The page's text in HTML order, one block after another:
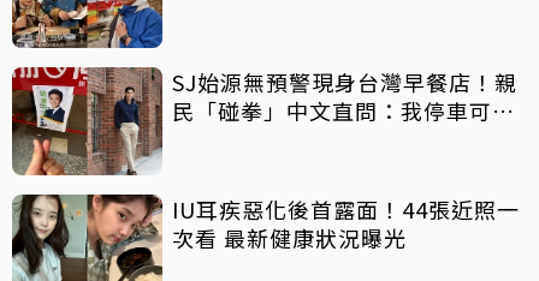
SJ始源無預警現身台灣早餐店！親
民「碰拳」中文直問：我停車可以
IU耳疾惡化後首露面！44張近照一
次看 最新健康狀況曝光